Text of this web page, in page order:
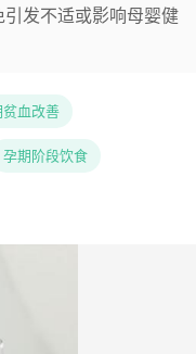
发不适或影响母婴健
贫血改善
孕期阶段饮食